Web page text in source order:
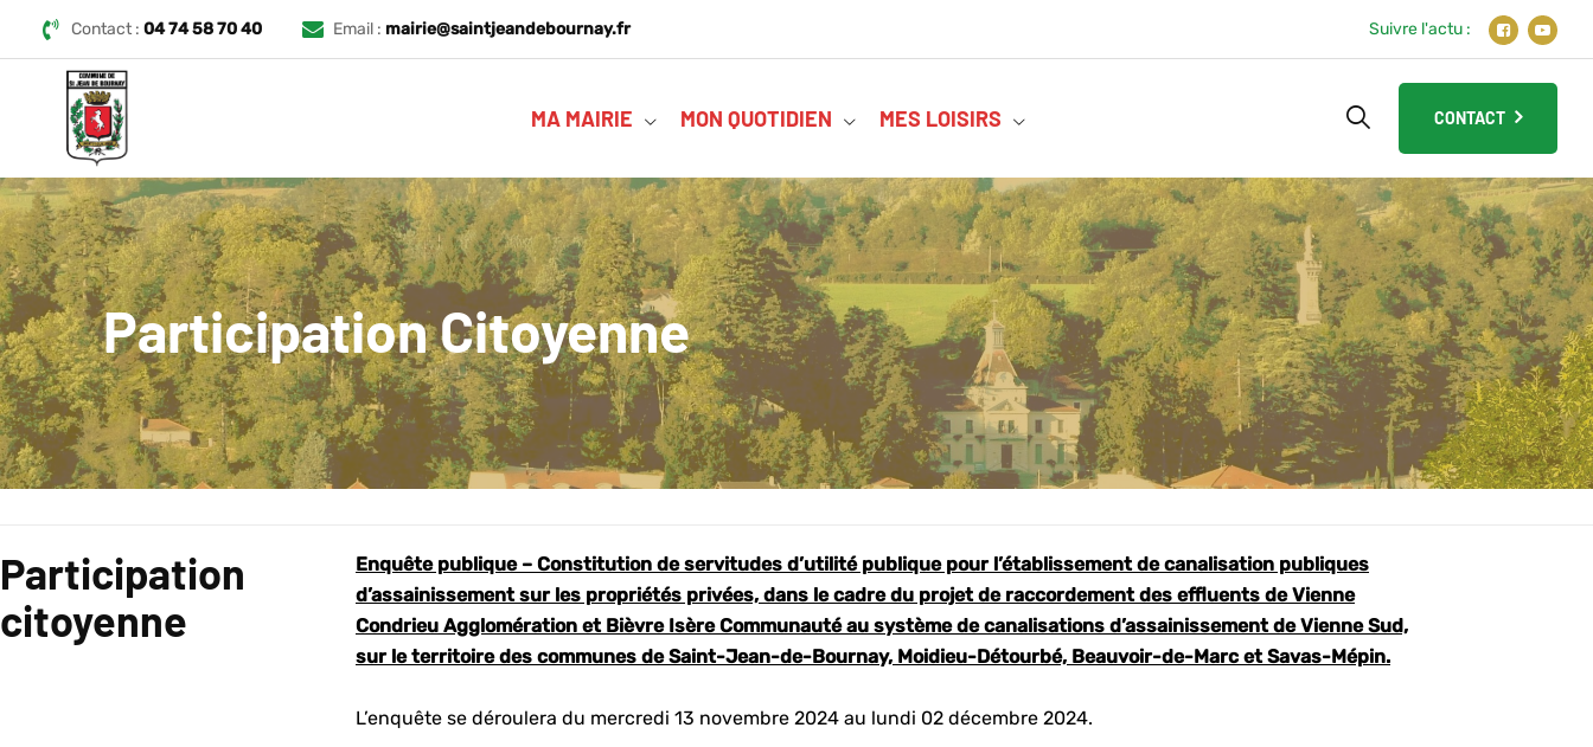
Contact :04 74 58 70 40 Email : mairie@saintjeandebournay.fr Suivre l'actu :
MA MAIRIE MON QUOTIDIEN MES LOISIRS CONTACT
Participation Citoyenne
Participation
citoyenne
Enquête publique – Constitution de servitudes d’utilité publique pour l’établissement de canalisation publiques
d’assainissement sur les propriétés privées, dans le cadre du projet de raccordement des effluents de Vienne
Condrieu Agglomération et Bièvre Isère Communauté au système de canalisations d’assainissement de Vienne Sud,
sur le territoire des communes de Saint-Jean-de-Bournay, Moidieu-Détourbé, Beauvoir-de-Marc et Savas-Mépin.
L’enquête se déroulera du mercredi 13 novembre 2024 au lundi 02 décembre 2024.